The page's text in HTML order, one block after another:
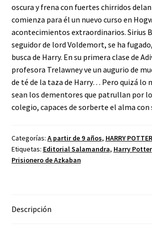
oscura y frena con fuertes chirridos
comienza para él un nuevo curso en
acontecimientos extraordinarios. Sirius
seguidor de lord Voldemort, se ha
busca de Harry. En su primera clase de
profesora Trelawney ve un augurio de
de té de la taza de Harry… Pero quizá lo
sean los dementores que patrullan por
colegio, capaces de sorberte el alma
Categorías: A partir de 9 años, HARRY POTTER
Etiquetas: Editorial Salamandra, Harry Potter
Prisionero de Azkaban
Descripción